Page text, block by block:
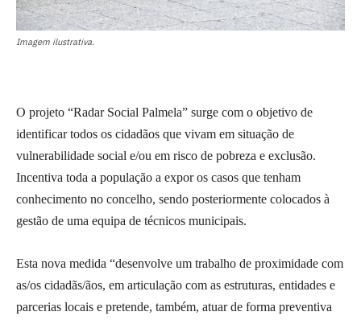
Imagem ilustrativa.
O projeto “Radar Social Palmela” surge com o objetivo de
identificar todos os cidadãos que vivam em situação de
vulnerabilidade social e/ou em risco de pobreza e exclusão.
Incentiva toda a população a expor os casos que tenham
conhecimento no concelho, sendo posteriormente colocados à
gestão de uma equipa de técnicos municipais.
Esta nova medida “desenvolve um trabalho de proximidade com
as/os cidadãs/ãos, em articulação com as estruturas, entidades e
parcerias locais e pretende, também, atuar de forma preventiva